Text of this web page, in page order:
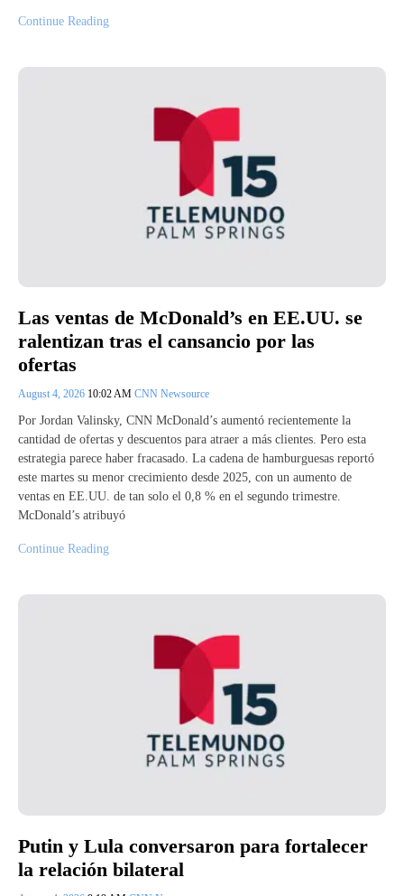
Continue Reading
Las ventas de McDonald’s en EE.UU. se
ralentizan tras el cansancio por las
ofertas
August 4, 2026 10:02 AM CNN Newsource
Por Jordan Valinsky, CNN McDonald’s aumentó recientemente la
cantidad de ofertas y descuentos para atraer a más clientes. Pero esta
estrategia parece haber fracasado. La cadena de hamburguesas reportó
este martes su menor crecimiento desde 2025, con un aumento de
ventas en EE.UU. de tan solo el 0,8 % en el segundo trimestre.
McDonald’s atribuyó
Continue Reading
Putin y Lula conversaron para fortalecer
la relación bilateral